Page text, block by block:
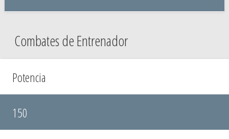
Combates de Entrenador
Potencia
150